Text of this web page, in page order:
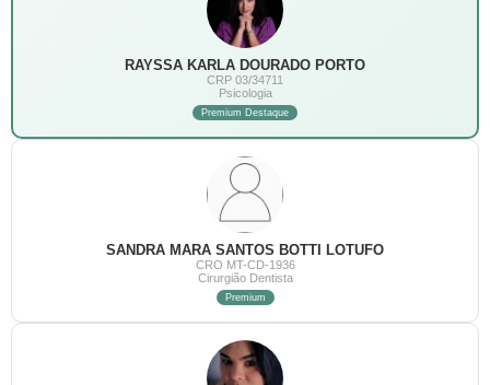
RAYSSA KARLA DOURADO PORTO
CRP 03/34711
Psicologia
Premium Destaque
SANDRA MARA SANTOS BOTTI LOTUFO
CRO MT-CD-1936
Cirurgião Dentista
Premium